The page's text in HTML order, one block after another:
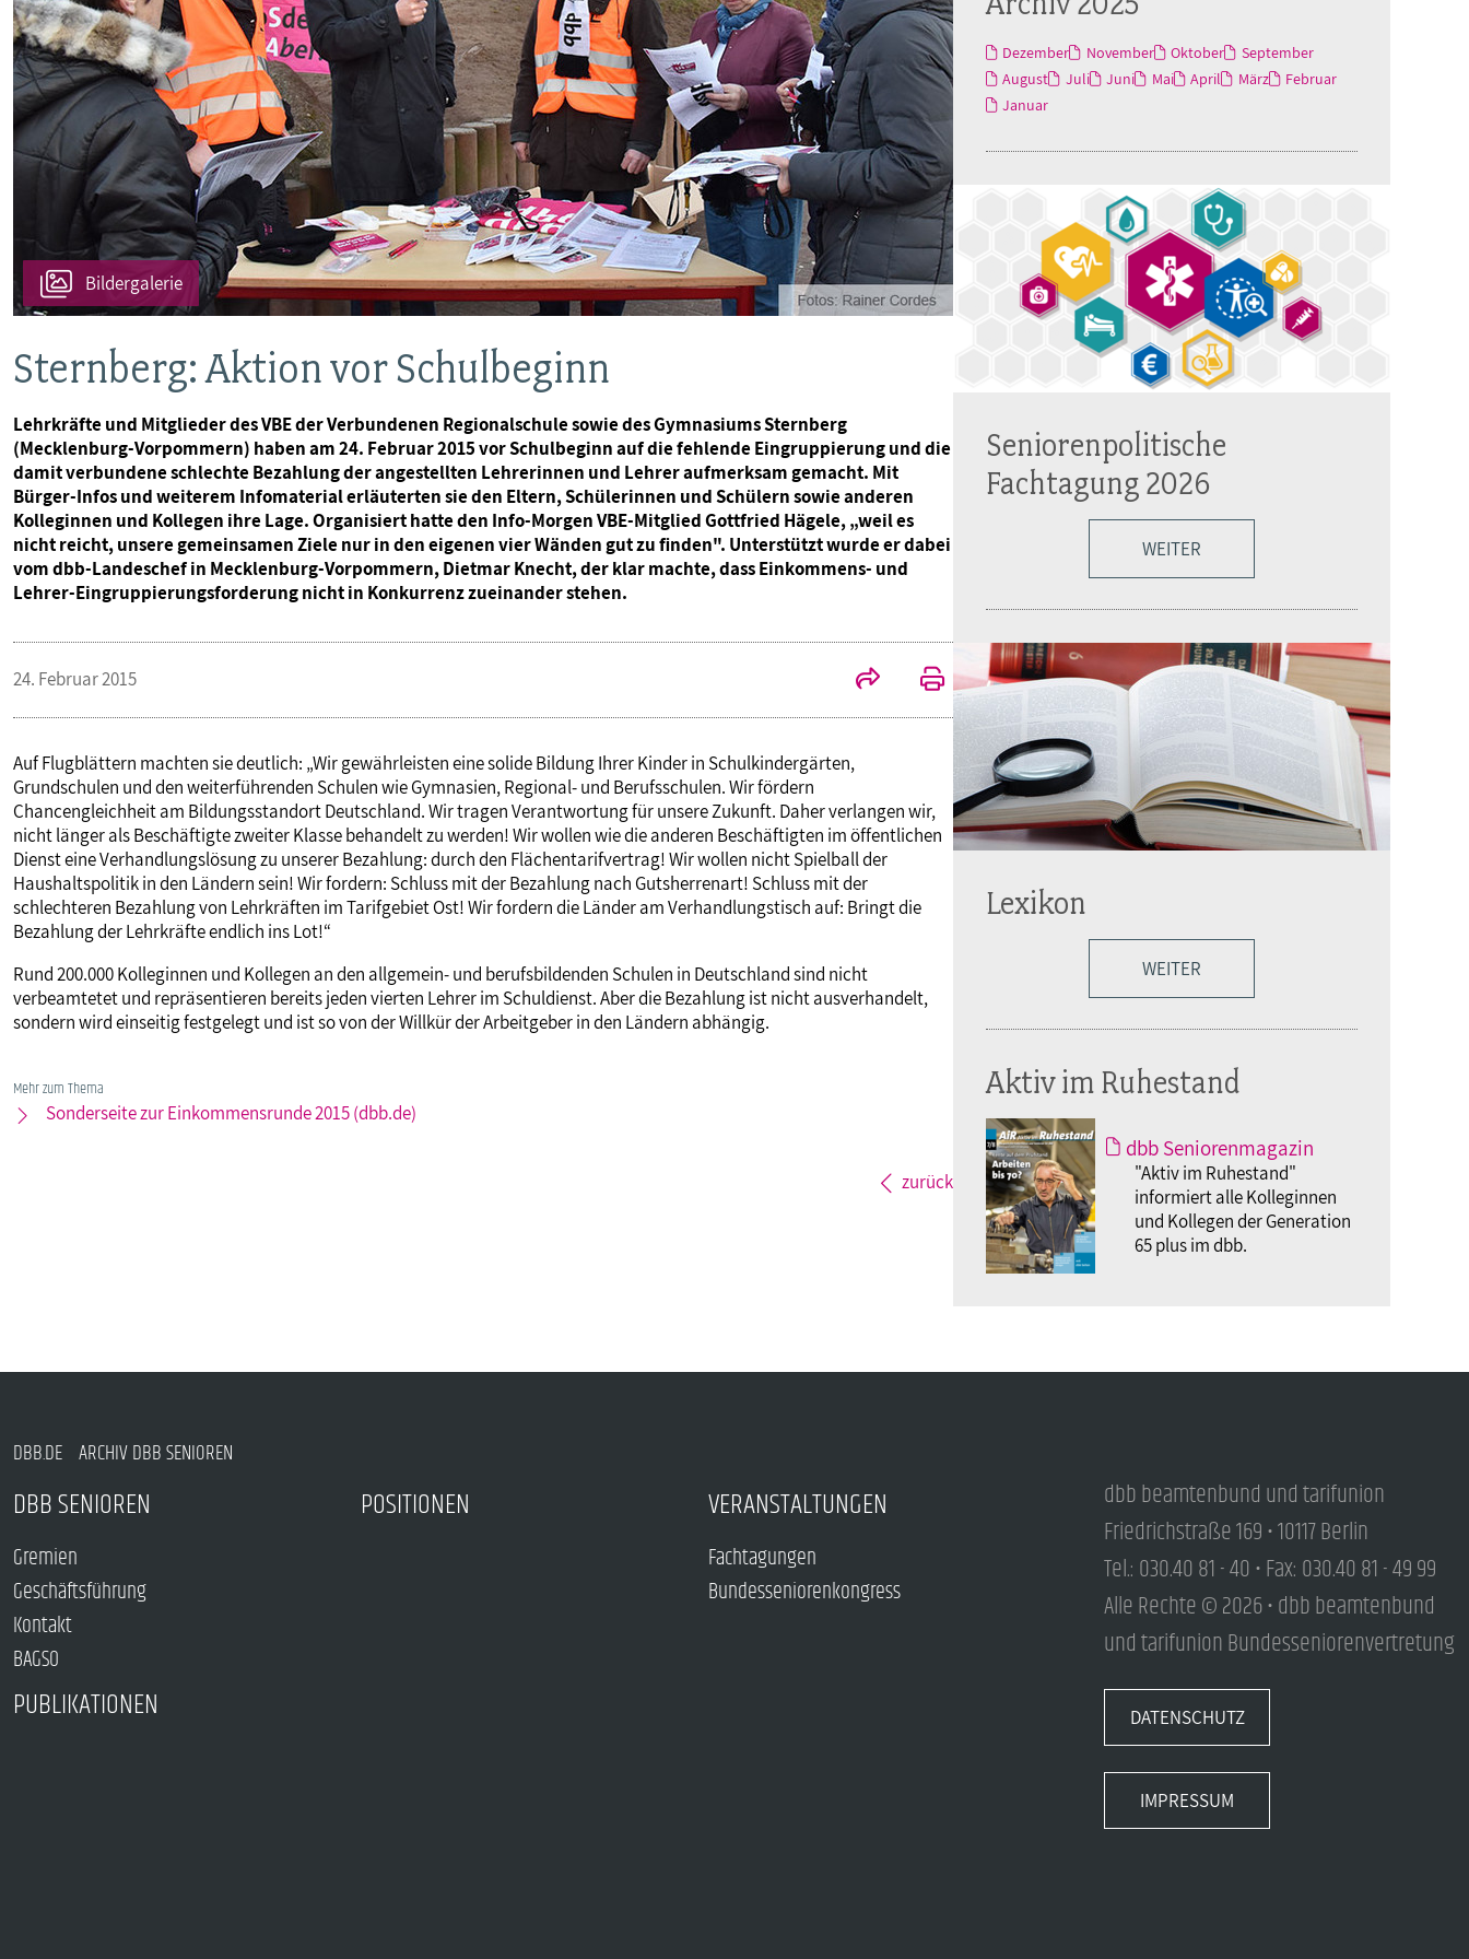
BAGSO
Bildergalerie
Sternberg: Aktion vor Schulbeginn
Lehrkräfte und Mitglieder des VBE der Verbundenen Regionalschule sowie des Gymnasiums Sternberg
(Mecklenburg-Vorpommern) haben am 24. Februar 2015 vor Schulbeginn auf die fehlende Eingruppierung und die
damit verbundene schlechte Bezahlung der angestellten Lehrerinnen und Lehrer aufmerksam gemacht. Mit
Bürger-Infos und weiterem Infomaterial erläuterten sie den Eltern, Schülerinnen und Schülern sowie anderen
Kolleginnen und Kollegen ihre Lage. Organisiert hatte den Info-Morgen VBE-Mitglied Gottfried Hägele, „weil es
nicht reicht, unsere gemeinsamen Ziele nur in den eigenen vier Wänden gut zu finden". Unterstützt wurde er dabei
vom dbb-Landeschef in Mecklenburg-Vorpommern, Dietmar Knecht, der klar machte, dass Einkommens- und
Lehrer-Eingruppierungsforderung nicht in Konkurrenz zueinander stehen.
24. Februar 2015
Auf Flugblättern machten sie deutlich: „Wir gewährleisten eine solide Bildung Ihrer Kinder in Schulkindergärten,
Grundschulen und den weiterführenden Schulen wie Gymnasien, Regional- und Berufsschulen. Wir fördern
Chancengleichheit am Bildungsstandort Deutschland. Wir tragen Verantwortung für unsere Zukunft. Daher verlangen wir,
nicht länger als Beschäftigte zweiter Klasse behandelt zu werden! Wir wollen wie die anderen Beschäftigten im öffentlichen
Dienst eine Verhandlungslösung zu unserer Bezahlung: durch den Flächentarifvertrag! Wir wollen nicht Spielball der
Haushaltspolitik in den Ländern sein! Wir fordern: Schluss mit der Bezahlung nach Gutsherrenart! Schluss mit der
schlechteren Bezahlung von Lehrkräften im Tarifgebiet Ost! Wir fordern die Länder am Verhandlungstisch auf: Bringt die
Bezahlung der Lehrkräfte endlich ins Lot!“
Rund 200.000 Kolleginnen und Kollegen an den allgemein- und berufsbildenden Schulen in Deutschland sind nicht
verbeamtetet und repräsentieren bereits jeden vierten Lehrer im Schuldienst. Aber die Bezahlung ist nicht ausverhandelt,
sondern wird einseitig festgelegt und ist so von der Willkür der Arbeitgeber in den Ländern abhängig.
Mehr zum Thema
Sonderseite zur Einkommensrunde 2015 (dbb.de)
zurück
Dezember November Oktober
September
August
Juli Juni Mai April März
Februar
Januar
Seniorenpolitische
Fachtagung 2026
WEITER
Lexikon
WEITER
Aktiv im Ruhestand
dbb Seniorenmagazin
"Aktiv im Ruhestand"
informiert alle Kolleginnen
und Kollegen der Generation
65 plus im dbb.
DBB.DE ARCHIV DBB SENIOREN
DBB SENIOREN
Gremien
Geschäftsführung
Kontakt
BAGSO
POSITIONEN VERANSTALTUNGEN
Fachtagungen
Bundesseniorenkongress
PUBLIKATIONEN
dbb beamtenbund und tarifunion
Friedrichstraße 169 • 10117 Berlin
Tel.: 030.40 81 - 40 • Fax: 030.40 81 - 49 99
Alle Rechte © 2026 • dbb beamtenbund
und tarifunion Bundesseniorenvertretung
DATENSCHUTZ
IMPRESSUM